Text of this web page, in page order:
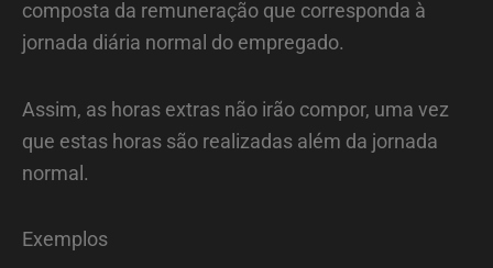
composta da remuneração que corresponda à
jornada diária normal do empregado.
Assim, as horas extras não irão compor, uma vez
que estas horas são realizadas além da jornada
normal.
Exemplos